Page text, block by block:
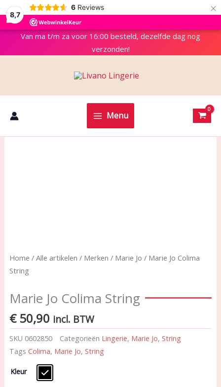
8,7
6 Reviews ×
Van ma t/m za voor 16:00 besteld, dezelfde dag nog
verzonden!
Menu
Home / Alle artikelen / Merken / Marie Jo / Marie Jo Colima
String
Marie Jo Colima String
€50,90 incl. BTW
SKU 0602850 Categorieën Lingerie, Marie Jo, String
Tags Colima, Marie Jo, String
Kleur
Marie